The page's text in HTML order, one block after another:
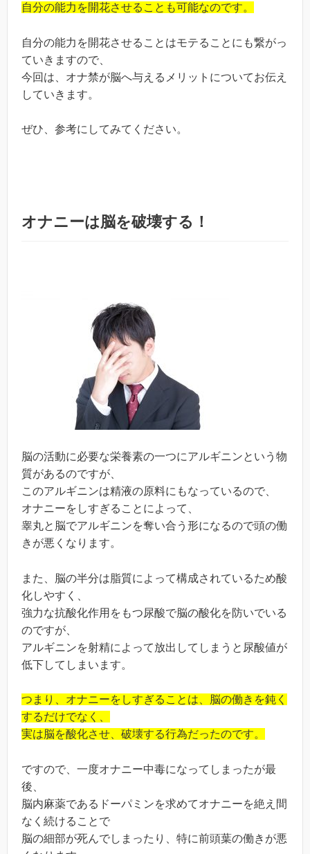
自分の能力を開花させることも可能なのです。
自分の能力を開花させることはモテることにも繋がっ
ていきますので、
今回は、オナ禁が脳へ与えるメリットについてお伝え
していきます。
ぜひ、参考にしてみてください。
オナニーは脳を破壊する！
脳の活動に必要な栄養素の一つにアルギニンという物
質があるのですが、
このアルギニンは精液の原料にもなっているので、
オナニーをしすぎることによって、
睾丸と脳でアルギニンを奪い合う形になるので頭の働
きが悪くなります。
また、脳の半分は脂質によって構成されているため酸
化しやすく、
強力な抗酸化作用をもつ尿酸で脳の酸化を防いでいる
のですが、
アルギニンを射精によって放出してしまうと尿酸値が
低下してしまいます。
つまり、オナニーをしすぎることは、脳の働きを鈍く
するだけでなく、
実は脳を酸化させ、破壊する行為だったのです。
ですので、一度オナニー中毒になってしまったが最
後、
脳内麻薬であるドーパミンを求めてオナニーを絶え間
なく続けることで
脳の細部が死んでしまったり、特に前頭葉の働きが悪